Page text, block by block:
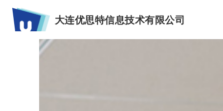
大连优思特信息技术有限公司